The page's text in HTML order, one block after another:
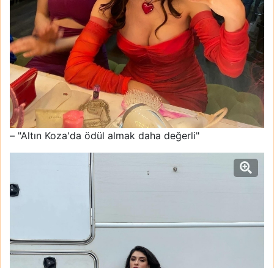
– "Altın Koza'da ödül almak daha değerli"